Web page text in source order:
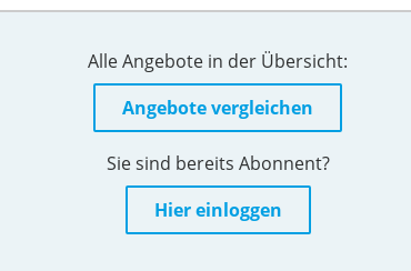
Alle Angebote in der Übersicht:
Angebote vergleichen
Sie sind bereits Abonnent?
Hier einloggen